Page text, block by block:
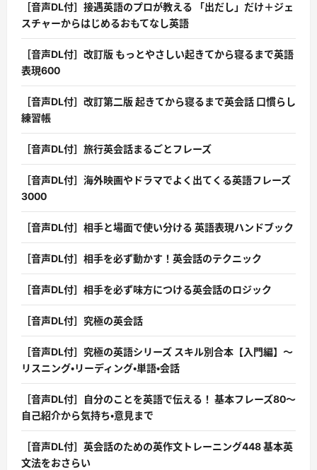
［音声DL付］接遇英語のプロが教える 「出だし」だけ＋ジェ
スチャーからはじめるおもてなし英語
［音声DL付］改訂版 もっとやさしい起きてから寝るまで英語
表現600
［音声DL付］改訂第二版 起きてから寝るまで英会話 口慣らし
練習帳
［音声DL付］旅行英会話まるごとフレーズ
［音声DL付］海外映画やドラマでよく出てくる英語フレーズ
3000
［音声DL付］相手と場面で使い分ける 英語表現ハンドブック
［音声DL付］相手を必ず動かす！英会話のテクニック
［音声DL付］相手を必ず味方につける英会話のロジック
［音声DL付］究極の英会話
［音声DL付］究極の英語シリーズ スキル別合本【入門編】〜
リスニング・リーディング・単語・会話
［音声DL付］自分のことを英語で伝える！ 基本フレーズ80〜
自己紹介から気持ち・意見まで
［音声DL付］英会話のための英作文トレーニング448 基本英
文法をおさらい